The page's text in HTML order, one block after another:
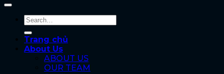
Trang chủ
About Us
ABOUT US
OUR TEAM